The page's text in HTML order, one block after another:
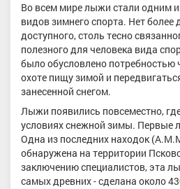
Во всем мире лыжи стали одним
видов зимнего спорта. Нет более
доступного, столь тесно
полезного для человека вида
было обусловлено потребностью
охоте пищу зимой и
занесенной снегом.
Лыжи появились повсеместно,
условиях снежной зимы.
Одна из последних находок
обнаружена на территории
заключению специалистов, эта
самых древних - сделана около